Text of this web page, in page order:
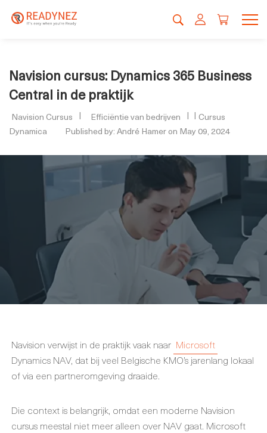
Navision cursus: Dynamics 365 Business
Central in de praktijk
Navision Cursus Efficiëntie van bedrijven
Cursus
Dynamica
Published by: André Hamer on May 09, 2024
Navision verwijst in de praktijk vaak naar Microsoft
Dynamics NAV, dat bij veel Belgische KMO’s jarenlang lokaal
of via een partneromgeving draaide.
Die context is belangrijk, omdat een moderne Navision
cursus meestal niet meer alleen over NAV gaat. Microsoft